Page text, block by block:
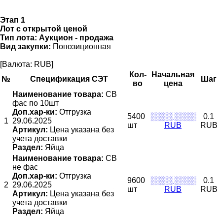
Этап 1
Лот с открытой ценой
Тип лота: Аукцион - продажа
Вид закупки: Попозиционная
[Валюта: RUB]
№
Спецификация СЭТ
Кол-
во
Начальная
цена
Шаг
1
Наименование товара: СВ
фас по 10шт
Доп.хар-ки: Отгрузка
29.06.2025
Артикул: Цена указана без
учета доставки
Раздел: Яйца
5400
шт
░░░░ ░░░░
RUB
0.1
RUB
2
Наименование товара: СВ
не фас
Доп.хар-ки: Отгрузка
29.06.2025
Артикул: Цена указана без
учета доставки
Раздел: Яйца
9600
шт
░░░░ ░░░░
RUB
0.1
RUB